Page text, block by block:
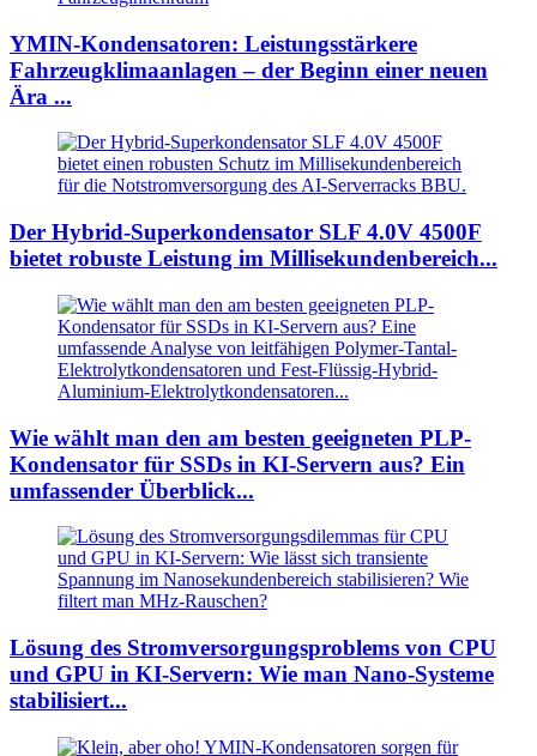
YMIN-Kondensatoren: Leistungsstärkere
Fahrzeugklimaanlagen – der Beginn einer neuen
Ära ...
Der Hybrid-Superkondensator SLF 4.0V 4500F
bietet robuste Leistung im Millisekundenbereich...
Wie wählt man den am besten geeigneten PLP-
Kondensator für SSDs in KI-Servern aus? Ein
umfassender Überblick...
Lösung des Stromversorgungsproblems von CPU
und GPU in KI-Servern: Wie man Nano-Systeme
stabilisiert...